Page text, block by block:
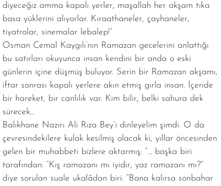
diyeceğiz amma kapalı yerler, maşallah her akşam tıka
basa yüklerini alıyorlar. Kıraathaneler, çayhaneler,
tiyatrolar, sinemalar lebalep!”
Osman Cemal Kaygılı’nın Ramazan gecelerini anlattığı
bu satırları okuyunca insan kendini bir anda o eski
günlerin içine düşmüş buluyor. Serin bir Ramazan akşamı,
iftar sonrası kapalı yerlere akın etmiş gırla insan. İçeride
bir hareket, bir canlılık var. Kim bilir, belki sahura dek
sürecek…
Balıkhane Nazırı Ali Rıza Bey’i dinleyelim şimdi. O da
çevresindekilere kulak kesilmiş olacak ki, yıllar öncesinden
gelen bir muhabbeti bizlere aktarmış: “… başka biri
tarafından: “Kış ramazanı mı iyidir, yaz ramazanı mı?”
diye sorulan suale ukalâdan biri: “Bana kalırsa sonbahar